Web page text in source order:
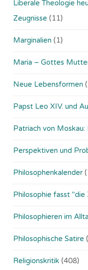
Liberale Theologie
Zeugnisse (11)
Marginalien (1)
Maria – Gottes
Neue Lebensformen
Papst Leo XIV. und
Patriach von Moskau:
Perspektiven und
Philosophenkalender
Philosophie fasst "die
Philosophieren im
Philosophische Satire
Religionskritik (408)